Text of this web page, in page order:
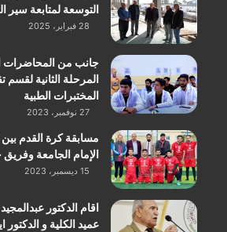
التوسعة لمتابعة سير
28 فبراير، 2025
جانب من المحاضرات
المرحلة الثانية لقسم
المختبرات الطبية
27 نوفمبر، 2023
مسابقة كرة القدم
الإمام الجامعة
15 ديسمبر، 2023
اقام الدكتور
عميد الكلية و الدكتور